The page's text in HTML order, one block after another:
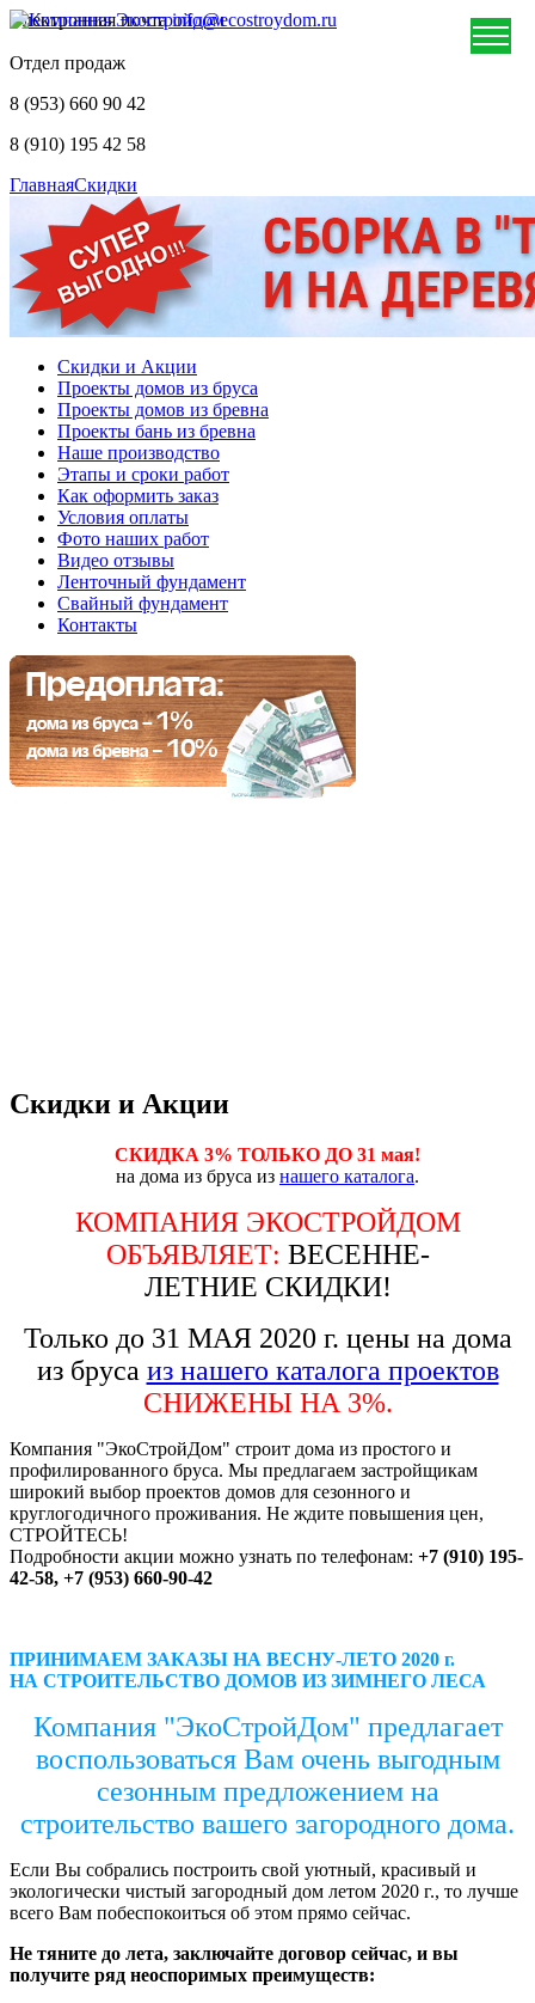
Электронная почта info@ecostroydom.ru
Отдел продаж
8 (953) 660 90 42
8 (910) 195 42 58
ГлавнаяСкидки
Скидки и Акции
Проекты домов из бруса
Проекты домов из бревна
Проекты бань из бревна
Наше производство
Этапы и сроки работ
Как оформить заказ
Условия оплаты
Фото наших работ
Видео отзывы
Ленточный фундамент
Свайный фундамент
Контакты
Скидки и Акции
СКИДКА 3% ТОЛЬКО ДО 31 мая!
на дома из бруса из нашего каталога.
КОМПАНИЯ ЭКОСТРОЙДОМ
ОБЪЯВЛЯЕТ: ВЕСЕННЕ-
ЛЕТНИЕ СКИДКИ!
Только до 31 МАЯ 2020 г. цены на дома
из бруса из нашего каталога проектов
СНИЖЕНЫ НА 3%.
Компания "ЭкоСтройДом" строит дома из простого и
профилированного бруса. Мы предлагаем застройщикам
широкий выбор проектов домов для сезонного и
круглогодичного проживания. Не ждите повышения цен,
СТРОЙТЕСЬ!
Подробности акции можно узнать по телефонам: +7 (910) 195-
42-58, +7 (953) 660-90-42
ПРИНИМАЕМ ЗАКАЗЫ НА ВЕСНУ-ЛЕТО 2020 г.
НА СТРОИТЕЛЬСТВО ДОМОВ ИЗ ЗИМНЕГО ЛЕСА
Компания "ЭкоСтройДом" предлагает
воспользоваться Вам очень выгодным
сезонным предложением на
строительство вашего загородного дома.
Если Вы собрались построить свой уютный, красивый и
экологически чистый загородный дом летом 2020 г., то лучше
всего Вам побеспокоиться об этом прямо сейчас.
Не тяните до лета, заключайте договор сейчас, и вы
получите ряд неоспоримых преимуществ: